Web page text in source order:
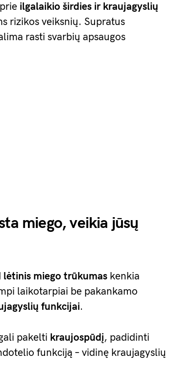
ilgalaikio širdies ir kraujagyslių
rizikos veiksnių. Supratus
rasti svarbių apsaugos
miego, veikia jūsų
lėtinis miego trūkumas kenkia
laikotarpiai be pakankamo
funkcijai.
pakelti kraujospūdį, padidinti
funkciją – vidinę kraujagyslių